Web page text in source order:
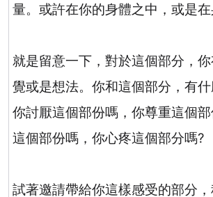
量。或許在你的身體之中，或是在
就是留意一下，對於這個部分，
覺或是想法。你和這個部分，有什
你討厭這個部份嗎，你尊重這個
這個部份嗎，你心疼這個部分嗎?
試著邀請帶給你這樣感受的部分